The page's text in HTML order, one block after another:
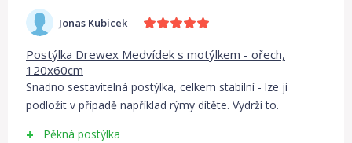
Jonas Kubicek
Postýlka Drewex Medvídek s motýlkem - ořech,
120x60cm
Snadno sestavitelná postýlka, celkem stabilní - lze ji
podložit v případě například rýmy dítěte. Vydrží to.
Pěkná postýlka